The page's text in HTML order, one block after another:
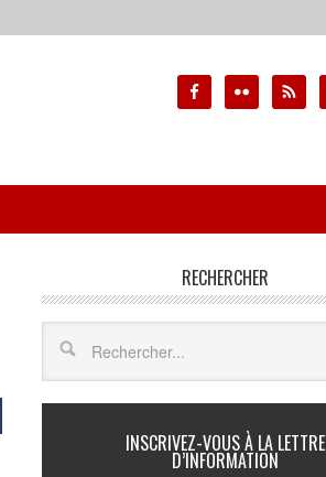
RECHERCHER
INSCRIVEZ-VOUS À LA LETTRE
D’INFORMATION